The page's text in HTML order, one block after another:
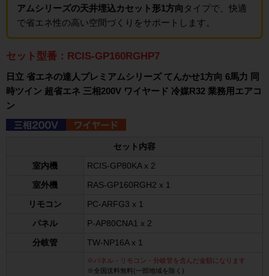
アムシリーズの天井埋込カセット形1方向 タイプで、快適
で省エネ性の高い空間づくりをサポートします。
セット型番：RCIS-GP160RGHP7
日立 省エネの達人プレミアムシリーズ てんかせ1方向 6馬力 同
時ツイン 超省エネ 三相200V ワイヤード 冷媒R32 業務用エアコ
ン
セット内容
室内機 RCIS-GP80KA x 2
室外機 RAS-GP160RGH2 x 1
リモコン PC-ARFG3 x 1
パネル P-AP80CNA1 x 2
分岐管 TW-NP16A x 1
※パネル・リモコン・分岐管を含んだ金額になります
※全国送料無料(一部地域を除く)